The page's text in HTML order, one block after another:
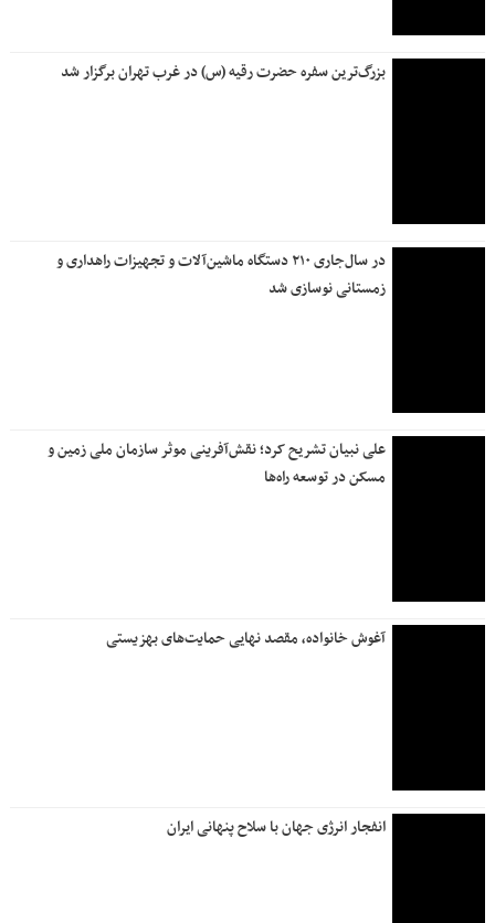
بزرگ‌ترین سفره حضرت رقیه (س) در غرب تهران برگزار شد
در سال‌جاری ۲۱۰ دستگاه ماشین‌آلات و تجهیزات راهداری و
زمستانی نوسازی شد
علی نبیان تشریح کرد؛ نقش‌آفرینی موثر سازمان ملی زمین و
مسکن در توسعه راه‌ها
آغوش خانواده، مقصد نهایی حمایت‌های بهزیستی
انفجار انرژی جهان با سلاح پنهانی ایران